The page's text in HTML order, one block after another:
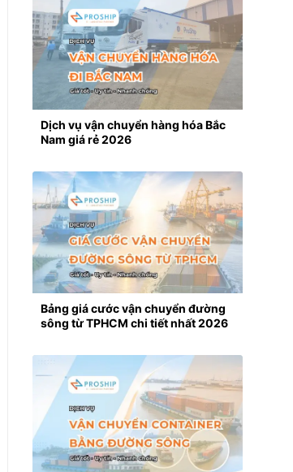
Dịch vụ vận chuyển hàng hóa Bắc
Nam giá rẻ 2026
Bảng giá cước vận chuyển đường
sông từ TPHCM chi tiết nhất 2026